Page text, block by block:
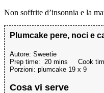
Non soffrite d’insonnia e la
Plumcake pere, noci e
Autore: Sweetie
Prep time: 20 mins Cook
Porzioni: plumcake 19 x 9
Cosa vi serve